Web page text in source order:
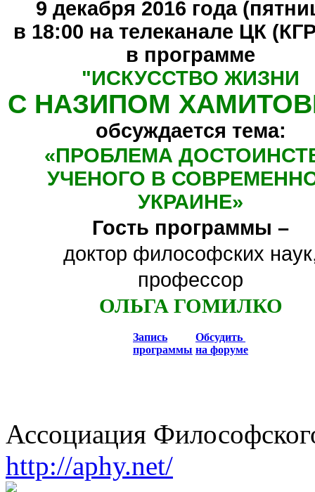
9 декабря 2016 года
в 18:00 на телеканале ЦК
в программе
"ИСКУССТВО ЖИЗНИ
С НАЗИПОМ
обсуждается тема:
«ПРОБЛЕМА
УЧЕНОГО В
УКРАИНЕ»
Гость программы –
доктор философских
профессор
ОЛЬГА ГОМИЛКО
Запись
программы
Обсудить
на форуме
Ассоциация
http://aphy.net/